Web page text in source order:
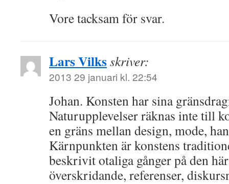
Vore tacksam för svar.
Lars Vilksskriver:
2013 29 januari kl. 22:54
Johan. Konsten har sina
Naturupplevelser räknas inte till
en gräns mellan design, mode,
Kärnpunkten är konstens
beskrivit otaliga gånger på den
överskridande, referenser,